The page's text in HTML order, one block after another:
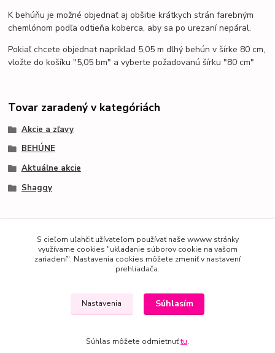
K behúňu je možné objednať aj obšitie krátkych strán farebným
chemlónom podľa odtieňa koberca, aby sa po urezaní nepáral.
Pokiaľ chcete objednat napríklad 5,05 m dlhý behún v šírke 80 cm,
vložte do košíku "5,05 bm" a vyberte požadovanú šírku "80 cm"
Tovar zaradený v kategóriách
Akcie a zľavy
BEHÚNE
Aktuálne akcie
Shaggy
S cieľom uľahčiť užívateľom používať naše wwww stránky
využívame cookies "ukladanie súborov cookie na vašom
zariadení". Nastavenia cookies môžete zmeniť v nastavení
prehliadača.
Nastavenia Súhlasím
Súhlas môžete odmietnuťtu.